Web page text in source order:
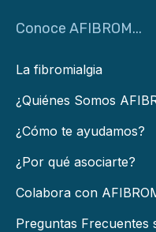
Conoce AFIBROM...
La fibromialgia
¿Quiénes Somos
¿Cómo te ayudamos?
¿Por qué asociarte?
Colabora con
Preguntas Frecuentes